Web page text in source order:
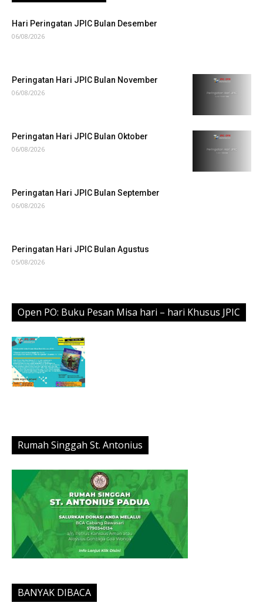
Hari Peringatan JPIC Bulan Desember
06/08/2026
Peringatan Hari JPIC Bulan November
06/08/2026
Peringatan Hari JPIC Bulan Oktober
06/08/2026
Peringatan Hari JPIC Bulan September
06/08/2026
Peringatan Hari JPIC Bulan Agustus
05/08/2026
Open PO: Buku Pesan Misa hari – hari Khusus JPIC
Rumah Singgah St. Antonius
BANYAK DIBACA